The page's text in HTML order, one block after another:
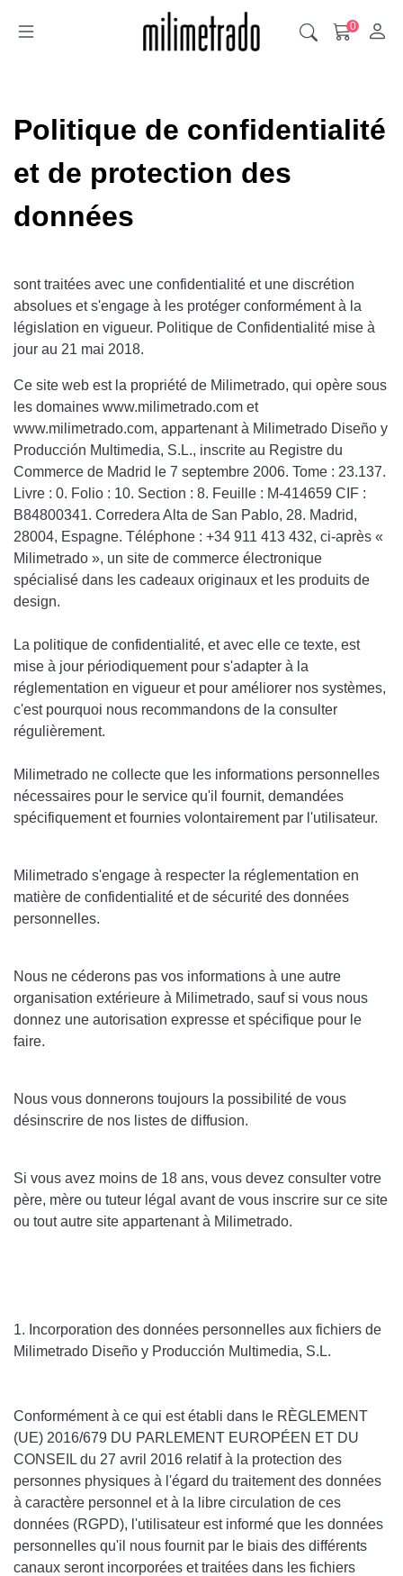
0
Politique de confidentialité
et de protection des
données
sont traitées avec une confidentialité et une discrétion
absolues et s'engage à les protéger conformément à la
législation en vigueur. Politique de Confidentialité mise à
jour au 21 mai 2018.
Ce site web est la propriété de Milimetrado, qui opère sous
les domaines www.milimetrado.com et
www.milimetrado.com, appartenant à Milimetrado Diseño y
Producción Multimedia, S.L., inscrite au Registre du
Commerce de Madrid le 7 septembre 2006. Tome : 23.137.
Livre : 0. Folio : 10. Section : 8. Feuille : M-414659 CIF :
B84800341. Corredera Alta de San Pablo, 28. Madrid,
28004, Espagne. Téléphone : +34 911 413 432, ci-après «
Milimetrado », un site de commerce électronique
spécialisé dans les cadeaux originaux et les produits de
design.
La politique de confidentialité, et avec elle ce texte, est
mise à jour périodiquement pour s'adapter à la
réglementation en vigueur et pour améliorer nos systèmes,
c'est pourquoi nous recommandons de la consulter
régulièrement.
Milimetrado ne collecte que les informations personnelles
nécessaires pour le service qu'il fournit, demandées
spécifiquement et fournies volontairement par l'utilisateur.
Milimetrado s'engage à respecter la réglementation en
matière de confidentialité et de sécurité des données
personnelles.
Nous ne céderons pas vos informations à une autre
organisation extérieure à Milimetrado, sauf si vous nous
donnez une autorisation expresse et spécifique pour le
faire.
Nous vous donnerons toujours la possibilité de vous
désinscrire de nos listes de diffusion.
Si vous avez moins de 18 ans, vous devez consulter votre
père, mère ou tuteur légal avant de vous inscrire sur ce site
ou tout autre site appartenant à Milimetrado.
1. Incorporation des données personnelles aux fichiers de
Milimetrado Diseño y Producción Multimedia, S.L.
Conformément à ce qui est établi dans le RÈGLEMENT
(UE) 2016/679 DU PARLEMENT EUROPÉEN ET DU
CONSEIL du 27 avril 2016 relatif à la protection des
personnes physiques à l'égard du traitement des données
à caractère personnel et à la libre circulation de ces
données (RGPD), l'utilisateur est informé que les données
personnelles qu'il nous fournit par le biais des différents
canaux seront incorporées et traitées dans les fichiers